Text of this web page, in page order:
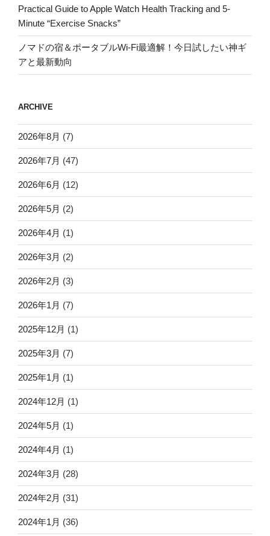
Practical Guide to Apple Watch Health Tracking and 5-
Minute “Exercise Snacks”
ノマドの宿＆ポータブルWi-Fi最適解！今日試したい神ギ
アと最新動向
ARCHIVE
2026年8月 (7)
2026年7月 (47)
2026年6月 (12)
2026年5月 (2)
2026年4月 (1)
2026年3月 (2)
2026年2月 (3)
2026年1月 (7)
2025年12月 (1)
2025年3月 (7)
2025年1月 (1)
2024年12月 (1)
2024年5月 (1)
2024年4月 (1)
2024年3月 (28)
2024年2月 (31)
2024年1月 (36)